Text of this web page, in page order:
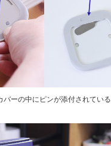
バーの中にピンが添付されている